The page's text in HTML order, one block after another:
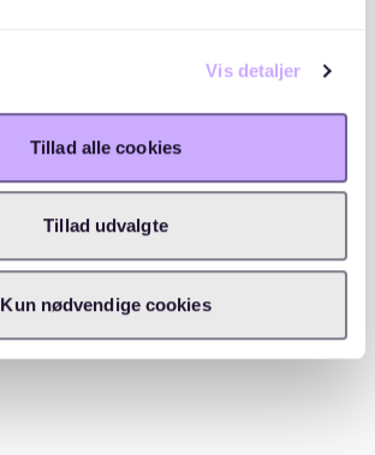
Vis detaljer
Tillad alle cookies
Tillad udvalgte
Kun nødvendige cookies